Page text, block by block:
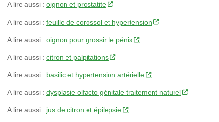
A lire aussi : oignon et prostatite
A lire aussi : feuille de corossol et hypertension
A lire aussi : oignon pour grossir le pénis
A lire aussi : citron et palpitations
A lire aussi : basilic et hypertension artérielle
A lire aussi : dysplasie olfacto génitale traitement naturel
A lire aussi : jus de citron et épilepsie